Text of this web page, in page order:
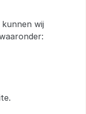
wij